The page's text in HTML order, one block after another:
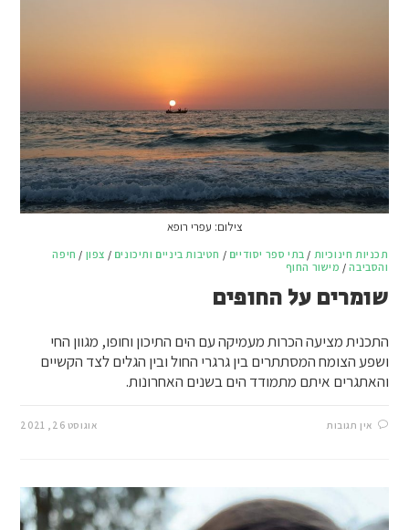
צילום: עפרי רופא
תכניות חינוכיות / בתי ספר יסודיים / חטיבות ביניים ותיכונים / צפון / חיפה
והסביבה/ מישור החוף
שומרים על החופים
התכנית מציעה הכרות מעמיקה עם הים התיכון וחופו, מגוון החי
ושפע הצומח המסתתרים בין גרגרי החול ובין הגלים לצד הקשיים
והאתגרים איתם מתמודד הים בשנים האחרונות.
אין תגובות אוגוסט 26, 2021